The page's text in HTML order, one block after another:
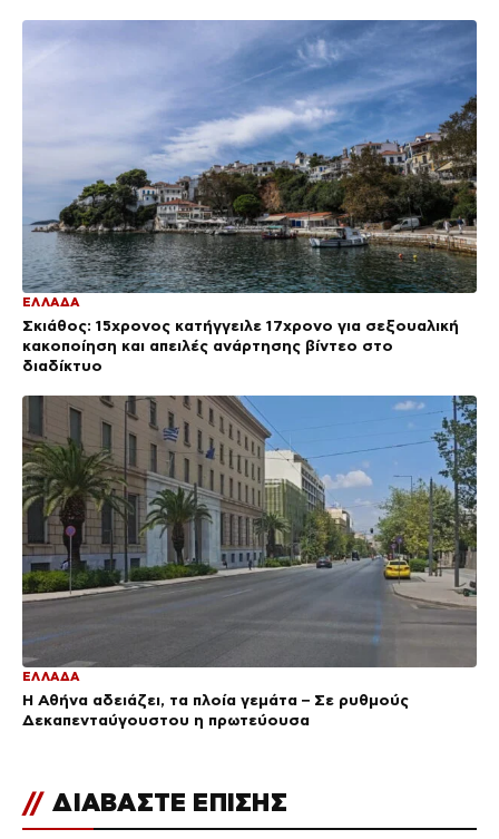
ΕΛΛΑΔΑ
Σκιάθος: 15χρονος κατήγγειλε 17χρονο για σεξουαλική
κακοποίηση και απειλές ανάρτησης βίντεο στο
διαδίκτυο
ΕΛΛΑΔΑ
Η Αθήνα αδειάζει, τα πλοία γεμάτα – Σε ρυθμούς
Δεκαπενταύγουστου η πρωτεύουσα
// ΔΙΑΒΑΣΤΕ ΕΠΙΣΗΣ